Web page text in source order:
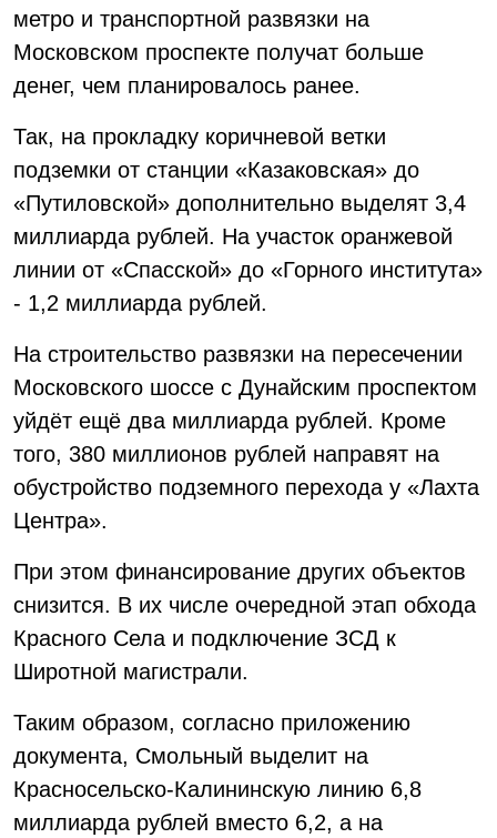
метро и транспортной развязки на
Московском проспекте получат больше
денег, чем планировалось ранее.
Так, на прокладку коричневой ветки
подземки от станции «Казаковская» до
«Путиловской» дополнительно выделят 3,4
миллиарда рублей. На участок оранжевой
линии от «Спасской» до «Горного института»
- 1,2 миллиарда рублей.
На строительство развязки на пересечении
Московского шоссе с Дунайским проспектом
уйдёт ещё два миллиарда рублей. Кроме
того, 380 миллионов рублей направят на
обустройство подземного перехода у «Лахта
Центра».
При этом финансирование других объектов
снизится. В их числе очередной этап обхода
Красного Села и подключение ЗСД к
Широтной магистрали.
Таким образом, согласно приложению
документа, Смольный выделит на
Красносельско-Калининскую линию 6,8
миллиарда рублей вместо 6,2, а на